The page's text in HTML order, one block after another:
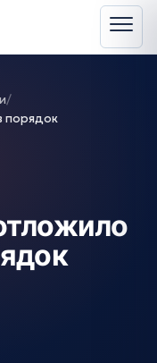
/
порядок